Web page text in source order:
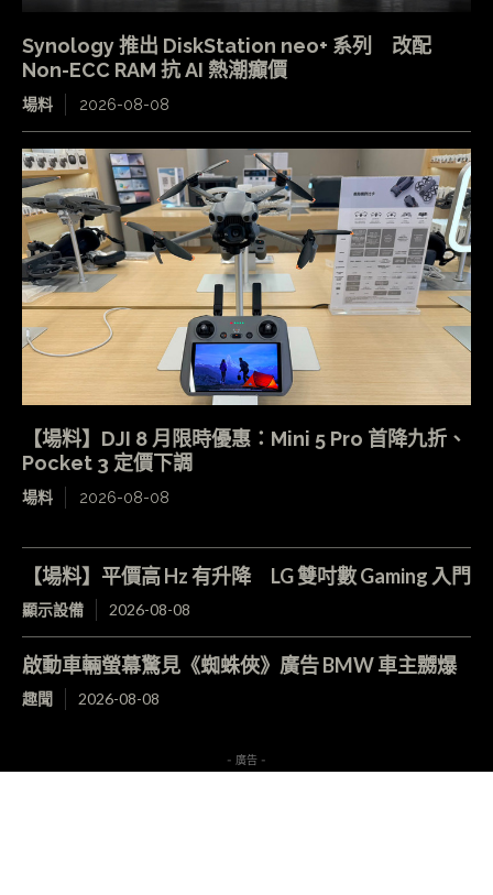
Synology 推出 DiskStation neo+ 系列 改配
Non-ECC RAM 抗 AI 熱潮癲價
場料 2026-08-08
【場料】DJI 8 月限時優惠：Mini 5 Pro 首降九折、
Pocket 3 定價下調
場料 2026-08-08
【場料】平價高 Hz 有升降 LG 雙吋數 Gaming 入門
顯示設備 2026-08-08
啟動車輛螢幕驚見《蜘蛛俠》廣告 BMW 車主嬲爆
趣聞 2026-08-08
- 廣告 -